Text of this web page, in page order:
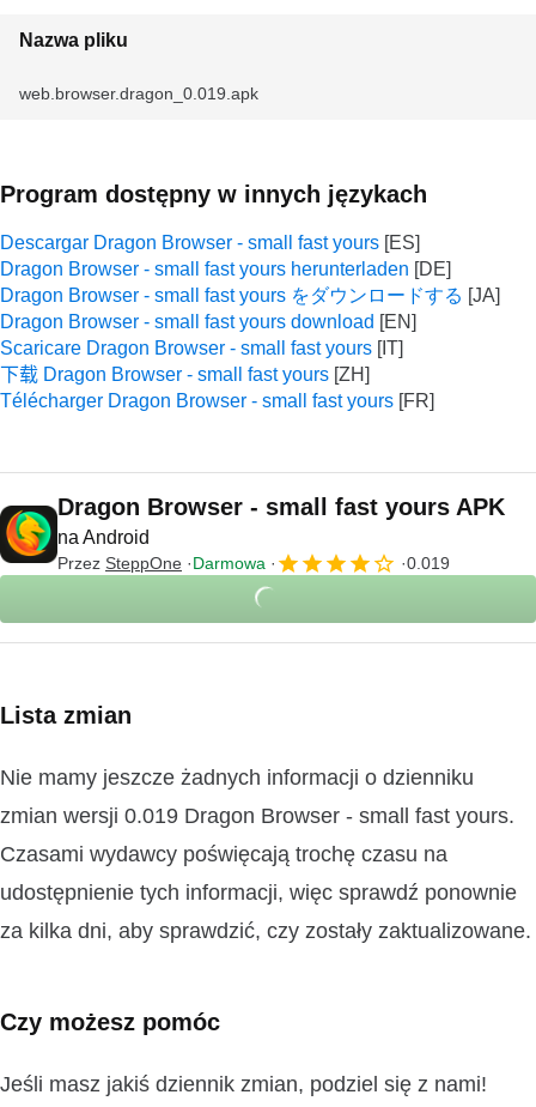
Nazwa pliku
web.browser.dragon_0.019.apk
Program dostępny w innych językach
Descargar Dragon Browser - small fast yours
Dragon Browser - small fast yours herunterladen
Dragon Browser - small fast yours をダウンロードする
Dragon Browser - small fast yours download
Scaricare Dragon Browser - small fast yours
下载 Dragon Browser - small fast yours
Télécharger Dragon Browser - small fast yours
Dragon Browser - small fast yours APK
na Android
Przez SteppOne Darmowa 0.019
Lista zmian
Nie mamy jeszcze żadnych informacji o dzienniku
zmian wersji 0.019 Dragon Browser - small fast yours.
Czasami wydawcy poświęcają trochę czasu na
udostępnienie tych informacji, więc sprawdź ponownie
za kilka dni, aby sprawdzić, czy zostały zaktualizowane.
Czy możesz pomóc
Jeśli masz jakiś dziennik zmian, podziel się z nami!